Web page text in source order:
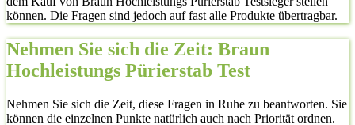
können. Die Fragen sind jedoch auf fast alle Produkte übertragbar.
Nehmen Sie sich die Zeit: Braun
Hochleistungs Pürierstab Test
Nehmen Sie sich die Zeit, diese Fragen in Ruhe zu beantworten. Sie
können die einzelnen Punkte natürlich auch nach Priorität ordnen.